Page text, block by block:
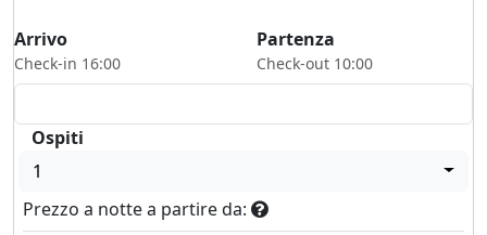
Arrivo
Check-in 16:00
Partenza
Check-out 10:00
Ospiti
1
Prezzo a notte a partire da: